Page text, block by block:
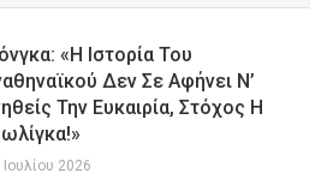
«Η Ιστορία Του
Δεν Σε Αφήνει Ν’
Την Ευκαιρία, Στόχος Η
Ιουλίου 2026